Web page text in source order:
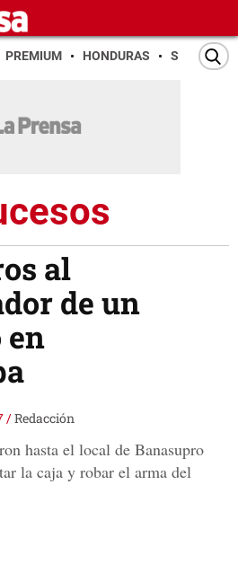
PREMIUM HONDURAS SAN PEDRO
al
de un
en
/Redacción
hasta el local de Banasupro
la caja y robar el arma del